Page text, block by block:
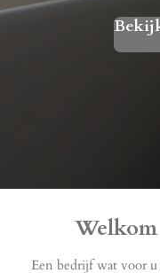
Een bedrijf wat voor